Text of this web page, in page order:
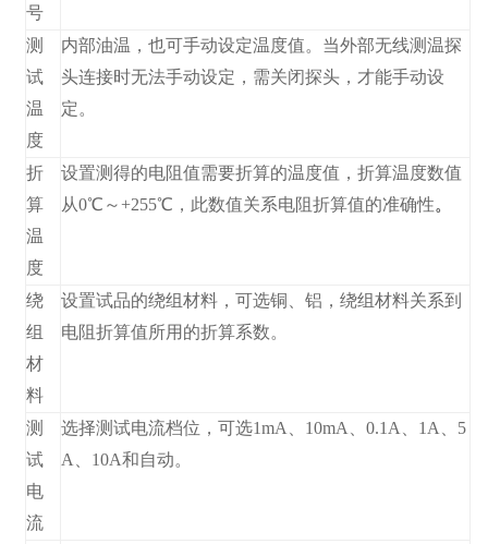
号
测
试
温
度
内部油温，也可手动设定温度值。当外部无线测温探
头连接时无法手动设定，需关闭探头，才能手动设
定。
折
算
温
度
设置测得的电阻值需要折算的温度值，折算温度数值
从0℃～+255℃，此数值关系电阻折算值的准确性。
绕
组
材
料
设置试品的绕组材料，可选铜、铝，绕组材料关系到
电阻折算值所用的折算系数。
测
试
电
流
选择测试电流档位，可选1mA、10mA、0.1A、1A、5
A、10A和自动。